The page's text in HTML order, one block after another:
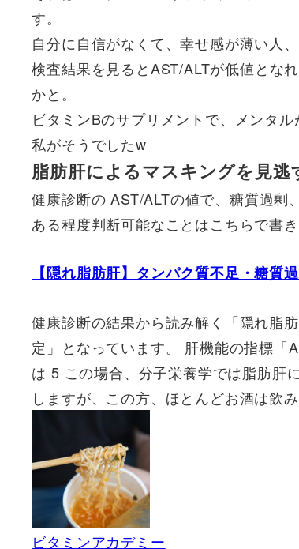
す。
自分に自信がなくて、幸せ感が薄い人、
検査結果を見るとAST/ALTが低値とな
かと。
ビタミンBのサプリメントで、メンタ
私がそうでしたw
脂肪肝によるマスキングを見逃
健康診断の AST/ALTの値で、糖質過剰
ある程度判断可能なことはこちらで書き
【隠れ脂肪肝】タンパク質不足・糖
健康診断の結果から読み解く「隠れ脂
定」となっています。 肝機能の指標「
は 5 この場合、分子栄養学では脂肪肝
しますが、この方、ほとんどお酒は飲
ビタミンアカデミー